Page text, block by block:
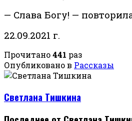
— Слава Богу! —
22.09.2021 г.
Прочитано441 раз
Опубликовано в Рассказы
Светлана Тишкина